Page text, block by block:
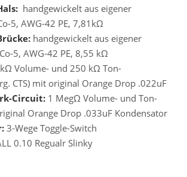
handgewickelt aus eigener
5, AWG-42 PE, 7,81kΩ
handgewickelt aus eigener
5, AWG-42 PE, 8,55 kΩ
Volume- und 250 kΩ Ton-
CTS) mit original Orange Drop .022uF
Circuit:1 MegΩ Volume- und Ton-
Orange Drop .033uF Kondensator
3-Wege Toggle-Switch
0.10 Regualr Slinky